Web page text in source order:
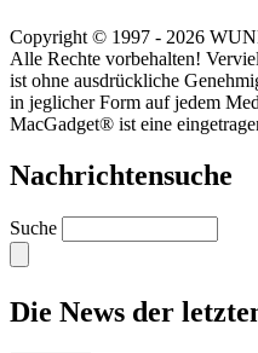
Copyright © 1997 - 2026
Alle Rechte vorbehalten!
ist ohne ausdrückliche
in jeglicher Form auf jedem
MacGadget® ist eine
Nachrichtensuche
Suche
Die News der